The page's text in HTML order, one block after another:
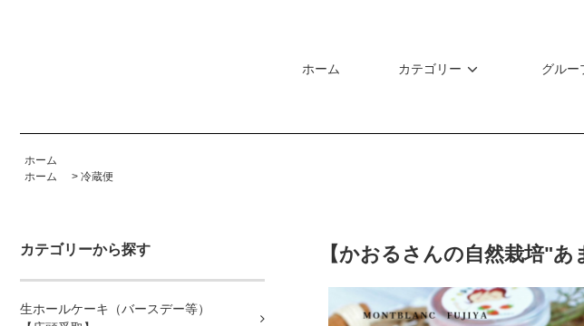
ホーム カテゴリー グルー
ホーム
ホーム
> 冷蔵便
カテゴリーから探す
生ホールケーキ（バースデー等）
【かおるさんの自然栽培"